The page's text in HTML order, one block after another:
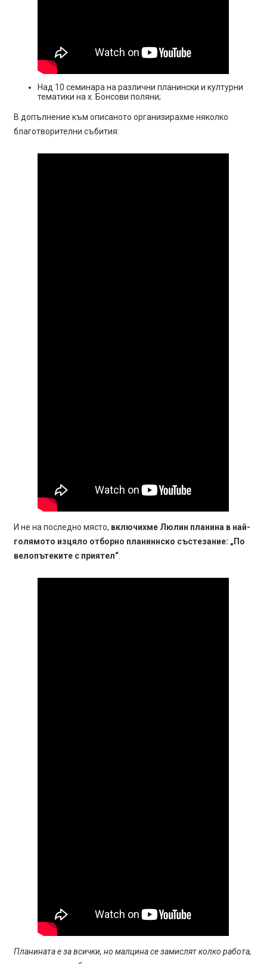
Над 10 семинара на различни планински и културни
тематики на х. Бонсови поляни;
В допълнение към описаното организирахме няколко
благотворителни събития:
И не на последно място, включихме Люлин планина в най-
голямото изцяло отборно планиннско състезание: „По
велопътеките с приятел“
Планината е за всички, но малцина се замислят колко работа,